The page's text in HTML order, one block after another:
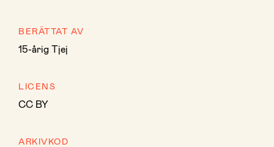
BERÄTTAT AV
15-årig Tjej
LICENS
CC BY
ARKIVKOD